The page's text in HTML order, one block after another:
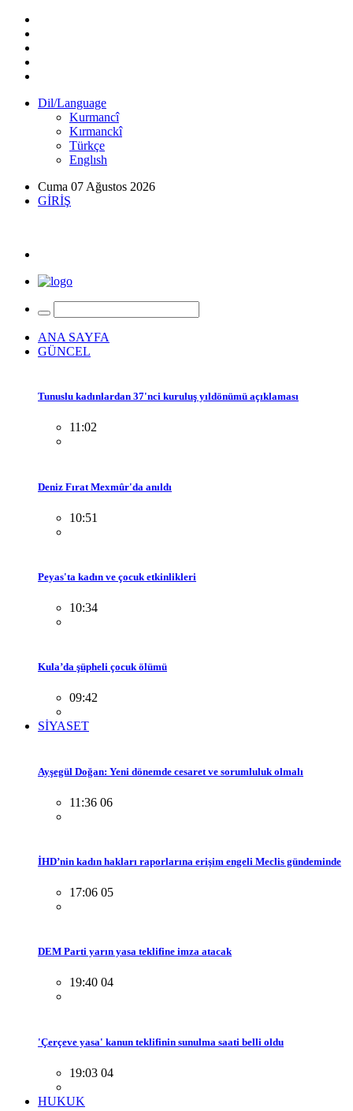
Dil/Language
Kurmancî
Kırmanckî
Türkçe
Englısh
Cuma 07 Ağustos 2026
GİRİŞ
ANA SAYFA
GÜNCEL
Tunuslu kadınlardan 37'nci kuruluş yıldönümü açıklaması
11:02
Deniz Fırat Mexmûr'da anıldı
10:51
Peyas'ta kadın ve çocuk etkinlikleri
10:34
Kula’da şüpheli çocuk ölümü
09:42
SİYASET
Ayşegül Doğan: Yeni dönemde cesaret ve sorumluluk olmalı
11:36 06
İHD’nin kadın hakları raporlarına erişim engeli Meclis gündeminde
17:06 05
DEM Parti yarın yasa teklifine imza atacak
19:40 04
'Çerçeve yasa' kanun teklifinin sunulma saati belli oldu
19:03 04
HUKUK